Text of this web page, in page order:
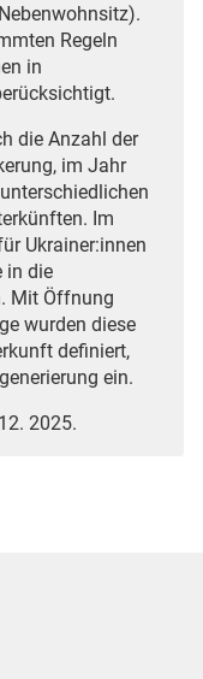
Regeln
in
die Anzahl der
im Jahr
Im
Ukrainer:innen
in die
Mit Öffnung
wurden diese
definiert,
ein.
2025.